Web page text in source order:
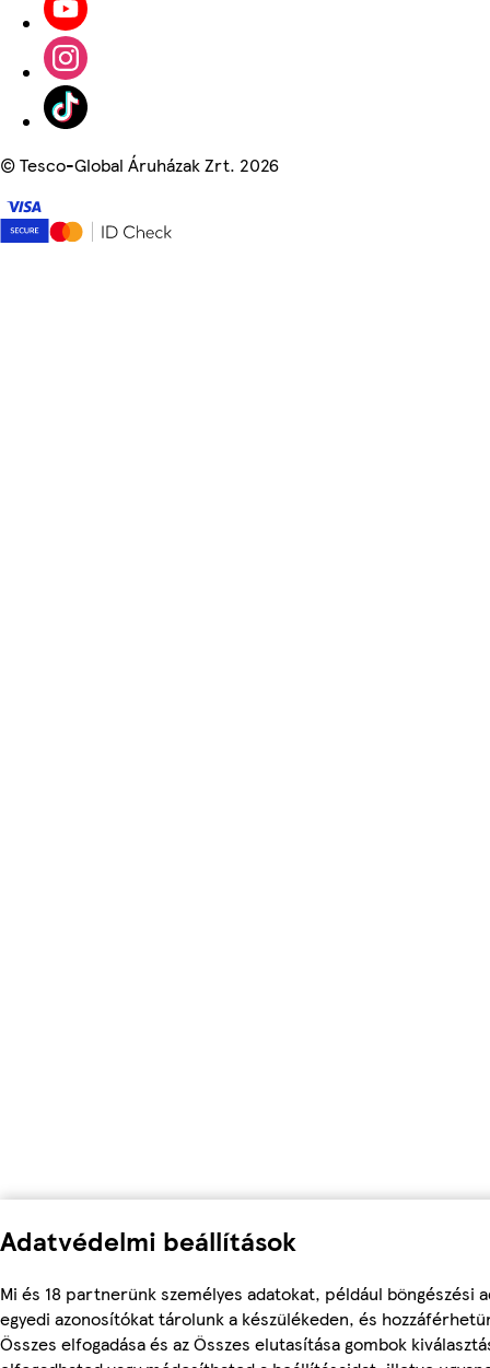
Adatvédelmi beállítások
Mi és 18 partnerünk személyes adatokat, például böngészési
egyedi azonosítókat tárolunk a készülékeden, és
Összes elfogadása és az Összes elutasítása gombok
©Tesco-Global Áruházak Zrt. 2026